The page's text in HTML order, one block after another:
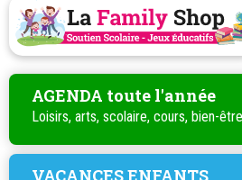
AGENDA toute l'année
Loisirs, arts, scolaire, cours, bien-
VACANCES ENFANTS